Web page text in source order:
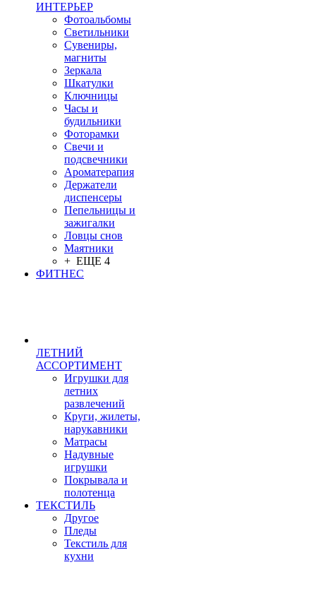
ИНТЕРЬЕР
Фотоальбомы
Светильники
Сувениры,
магниты
Зеркала
Шкатулки
Ключницы
Часы и
будильники
Фоторамки
Свечи и
подсвечники
Ароматерапия
Держатели
диспенсеры
Пепельницы и
зажигалки
Ловцы снов
Маятники
+ ЕЩЕ 4
ФИТНЕС
ЛЕТНИЙ
АССОРТИМЕНТ
Игрушки для
летних
развлечений
Круги, жилеты,
нарукавники
Матрасы
Надувные
игрушки
Покрывала и
полотенца
ТЕКСТИЛЬ
Другое
Пледы
Текстиль для
кухни